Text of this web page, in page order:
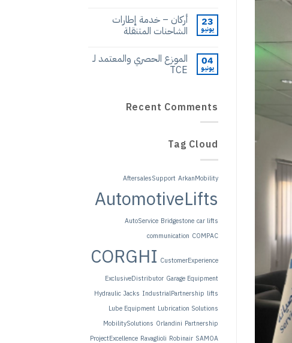
23
يونيو
أركان – خدمة إطارات
الشاحنات المتنقلة
04
يونيو
الموزع الحصري والمعتمد لـ
TCE
Recent Comments
Tag Cloud
AftersalesSupport ArkanMobility
AutomotiveLifts
AutoService Bridgestone car lifts
communication COMPAC
CORGHI CustomerExperience
ExclusiveDistributor Garage Equipment
Hydraulic Jacks IndustrialPartnership lifts
Lube Equipment Lubrication Solutions
MobilitySolutions Orlandini Partnership
ProjectExcellence Ravaglioli Robinair SAMOA